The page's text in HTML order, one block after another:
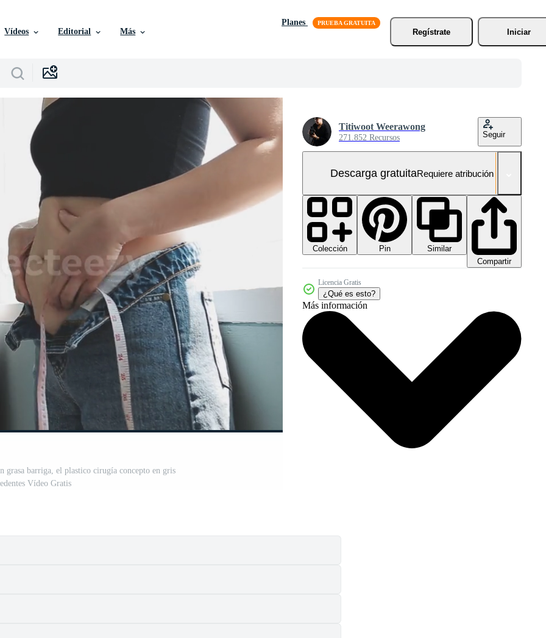
Vídeos Editorial Más
Planes
Regístrate
Iniciar
barriga, el plastico cirugía concepto en gris
Vídeo Gratis
Titiwoot Weerawong
271.852 Recursos Seguir
Descarga gratuitaRequiere atribución
Colección Pin
Similar
Compartir
Licencia Gratis
¿Qué es esto?
Más información